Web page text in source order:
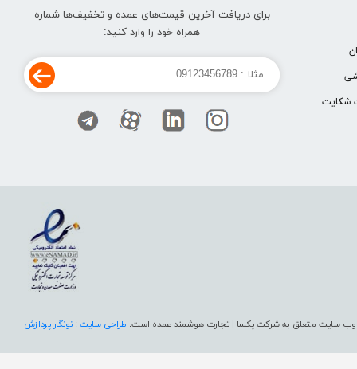
شکایت
برای دریافت آخرین قیمت‌های عمده و تخفیف‌ها شماره
همراه خود را وارد کنید:
وب سایت متعلق به شرکت پکسا | تجارت هوشمند عمده است. طراحی سایت : نونگار پردازش